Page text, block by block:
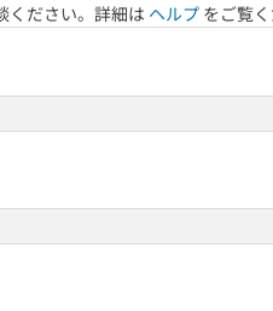
ください。詳細は ヘルプ をご覧く